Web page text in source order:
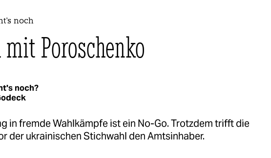
noch
Poroschenko
noch?
in fremde Wahlkämpfe ist ein No-Go. Trotzdem trifft die
der ukrainischen Stichwahl den Amtsinhaber.